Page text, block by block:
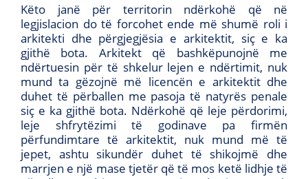
Këto janë për territorin ndërkohë që në
legjislacion do të forcohet ende më shumë roli i
arkitekti dhe përgjegjësia e arkitektit, siç e ka
gjithë bota. Arkitekt që bashkëpunojnë me
ndërtuesin për të shkelur lejen e ndërtimit, nuk
mund ta gëzojnë më licencën e arkitektit dhe
duhet të përballen me pasoja të natyrës penale
siç e ka gjithë bota. Ndërkohë që leje përdorimi,
leje shfrytëzimi të godinave pa firmën
përfundimtare të arkitektit, nuk mund më të
jepet, ashtu sikundër duhet të shikojmë dhe
marrjen e një mase tjetër që të mos ketë lidhje të